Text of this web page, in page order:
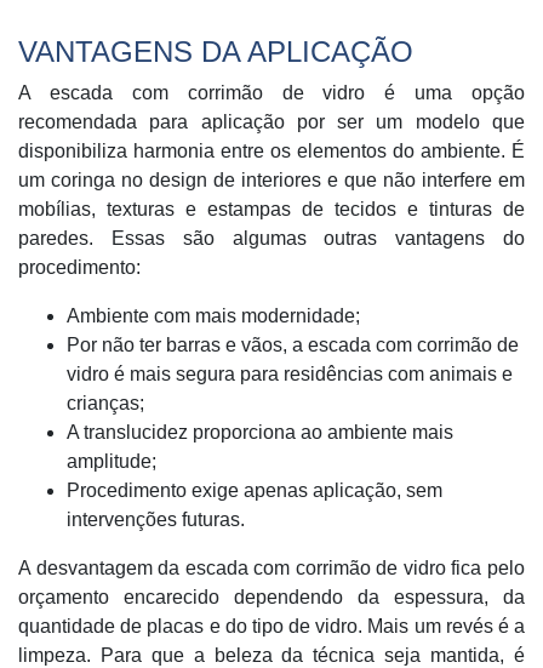
VANTAGENS DA APLICAÇÃO
A escada com corrimão de vidro é uma opção
recomendada para aplicação por ser um modelo que
disponibiliza harmonia entre os elementos do ambiente. É
um coringa no design de interiores e que não interfere em
mobílias, texturas e estampas de tecidos e tinturas de
paredes. Essas são algumas outras vantagens do
procedimento:
Ambiente com mais modernidade;
Por não ter barras e vãos, a escada com corrimão de
vidro é mais segura para residências com animais e
crianças;
A translucidez proporciona ao ambiente mais
amplitude;
Procedimento exige apenas aplicação, sem
intervenções futuras.
A desvantagem da escada com corrimão de vidro fica pelo
orçamento encarecido dependendo da espessura, da
quantidade de placas e do tipo de vidro. Mais um revés é a
limpeza. Para que a beleza da técnica seja mantida, é